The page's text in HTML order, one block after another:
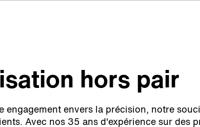
hors pair
engagement envers la précision, notre
Avec nos 35 ans d'expérience sur des